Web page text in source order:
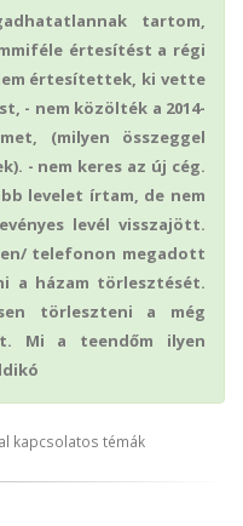
tartom,
értesítést a régi
értesítettek, ki vette
- nem közölték a 2014-
(milyen összeggel
- nem keres az új cég.
levelet írtam, de nem
levél visszajött.
telefonon megadott
a házam törlesztését.
törleszteni a még
Mi a teendőm ilyen
kapcsolatos témák